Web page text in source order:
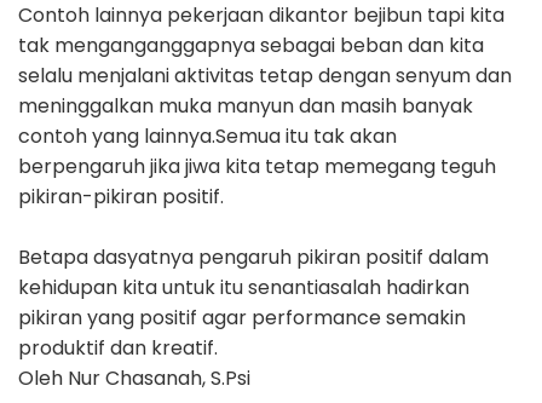
Contoh lainnya pekerjaan dikantor bejibun tapi kita
tak menganganggapnya sebagai beban dan kita
selalu menjalani aktivitas tetap dengan senyum dan
meninggalkan muka manyun dan masih banyak
contoh yang lainnya.Semua itu tak akan
berpengaruh jika jiwa kita tetap memegang teguh
pikiran-pikiran positif.
Betapa dasyatnya pengaruh pikiran positif dalam
kehidupan kita untuk itu senantiasalah hadirkan
pikiran yang positif agar performance semakin
produktif dan kreatif.
Oleh Nur Chasanah, S.Psi